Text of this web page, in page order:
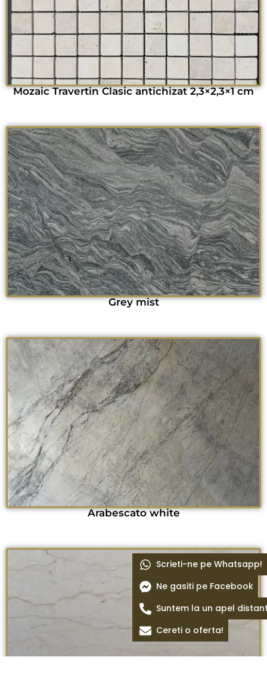
Mozaic Travertin Clasic antichizat 2,3×2,3×1 cm
Grey mist
Arabescato white
Scrieti-ne pe Whatsapp!
Ne gasiti pe Facebook
Suntem la un apel
Cereti o oferta!